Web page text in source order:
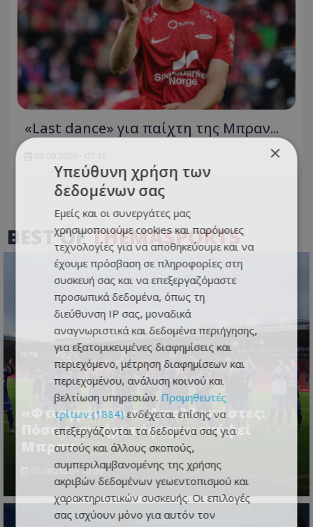
«Last dance» για παίχτη της Μπραν...
BEST OFTHEMASPORTS
«Φτιαγμένοι» οι Απολλωνίστες:
Πόσα εισιτήρια έφυγαν ενόψει
Μπραν...
07.08.2026 - 10:00
×
Υπεύθυνη χρήση των
δεδομένων σας
Εμείς και οι συνεργάτες μας
χρησιμοποιούμε cookies και παρόμοιες
τεχνολογίες για να αποθηκεύουμε και να
έχουμε πρόσβαση σε πληροφορίες στη
συσκευή σας και να επεξεργαζόμαστε
προσωπικά δεδομένα, όπως τη
διεύθυνση IP σας, μοναδικά
αναγνωριστικά και δεδομένα περιήγησης,
για εξατομικευμένες διαφημίσεις και
περιεχόμενο, μέτρηση διαφημίσεων και
περιεχομένου, ανάλυση κοινού και
βελτίωση υπηρεσιών. Προμηθευτές
τρίτων (1884)ενδέχεται επίσης να
επεξεργάζονται τα δεδομένα σας για
αυτούς και άλλους σκοπούς,
συμπεριλαμβανομένης της χρήσης
ακριβών δεδομένων γεωεντοπισμού και
χαρακτηριστικών συσκευής. Οι επιλογές
σας ισχύουν μόνο για αυτόν τον